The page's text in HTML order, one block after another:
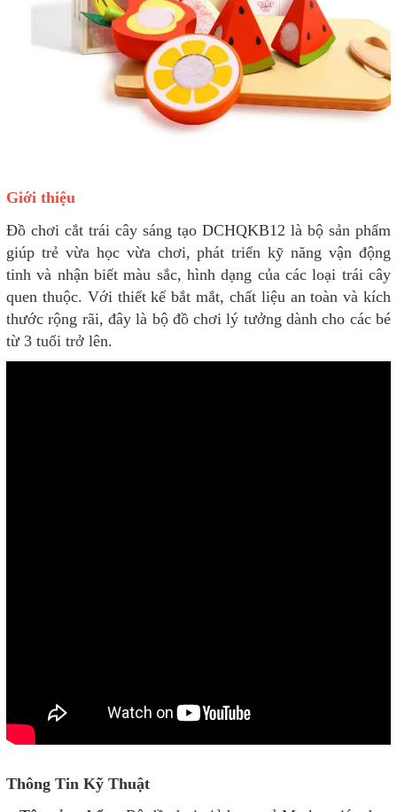
Giới thiệu
Đồ chơi cắt trái cây sáng tạo DCHQKB12 là bộ sản phẩm
giúp trẻ vừa học vừa chơi, phát triển kỹ năng vận động
tinh và nhận biết màu sắc, hình dạng của các loại trái cây
quen thuộc. Với thiết kế bắt mắt, chất liệu an toàn và kích
thước rộng rãi, đây là bộ đồ chơi lý tưởng dành cho các bé
từ 3 tuổi trở lên.
Thông Tin Kỹ Thuật